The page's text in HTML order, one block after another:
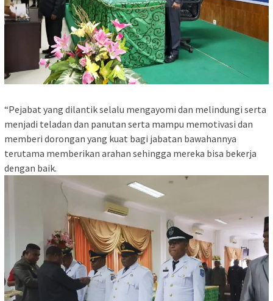
“Pejabat yang dilantik selalu mengayomi dan melindungi serta
menjadi teladan dan panutan serta mampu memotivasi dan
memberi dorongan yang kuat bagi jabatan bawahannya
terutama memberikan arahan sehingga mereka bisa bekerja
dengan baik.